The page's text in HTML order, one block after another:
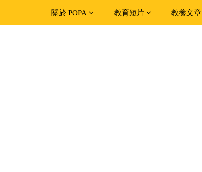
關於 POPA 教育短片 教養文章